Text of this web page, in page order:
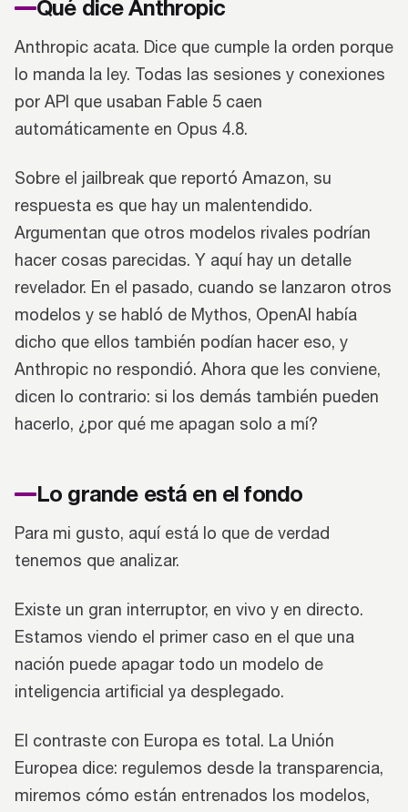
Qué dice Anthropic
Anthropic acata. Dice que cumple la orden porque
lo manda la ley. Todas las sesiones y conexiones
por API que usaban Fable 5 caen
automáticamente en Opus 4.8.
Sobre el jailbreak que reportó Amazon, su
respuesta es que hay un malentendido.
Argumentan que otros modelos rivales podrían
hacer cosas parecidas. Y aquí hay un detalle
revelador. En el pasado, cuando se lanzaron otros
modelos y se habló de Mythos, OpenAI había
dicho que ellos también podían hacer eso, y
Anthropic no respondió. Ahora que les conviene,
dicen lo contrario: si los demás también pueden
hacerlo, ¿por qué me apagan solo a mí?
Lo grande está en el fondo
Para mi gusto, aquí está lo que de verdad
tenemos que analizar.
Existe un gran interruptor, en vivo y en directo.
Estamos viendo el primer caso en el que una
nación puede apagar todo un modelo de
inteligencia artificial ya desplegado.
El contraste con Europa es total. La Unión
Europea dice: regulemos desde la transparencia,
miremos cómo están entrenados los modelos,